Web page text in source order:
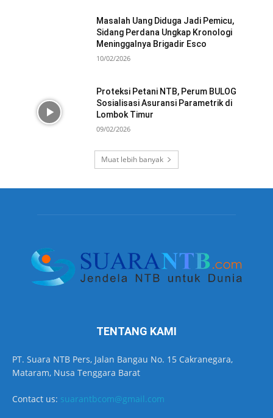
Masalah Uang Diduga Jadi Pemicu,
Sidang Perdana Ungkap Kronologi
Meninggalnya Brigadir Esco
10/02/2026
Proteksi Petani NTB, Perum BULOG
Sosialisasi Asuransi Parametrik di
Lombok Timur
09/02/2026
Muat lebih banyak
TENTANG KAMI
PT. Suara NTB Pers, Jalan Bangau No. 15 Cakranegara,
Mataram, Nusa Tenggara Barat
Contact us: suarantbcom@gmail.com